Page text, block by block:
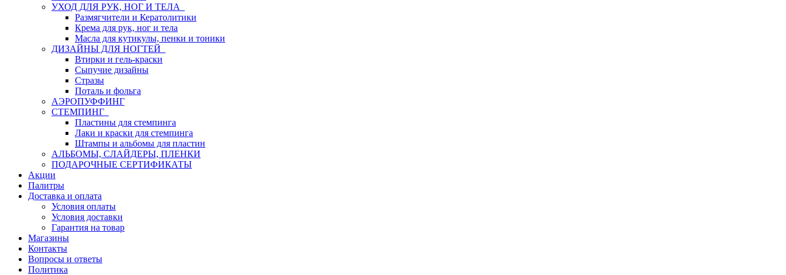
УХОД ДЛЯ РУК, НОГ И ТЕЛА
Размягчители и Кератолитики
Крема для рук, ног и тела
Масла для кутикулы, пенки и тоники
ДИЗАЙНЫ ДЛЯ НОГТЕЙ
Втирки и гель-краски
Сыпучие дизайны
Стразы
Поталь и фольга
АЭРОПУФФИНГ
СТЕМПИНГ
Пластины для стемпинга
Лаки и краски для стемпинга
Штампы и альбомы для пластин
АЛЬБОМЫ, СЛАЙДЕРЫ, ПЛЕНКИ
ПОДАРОЧНЫЕ СЕРТИФИКАТЫ
Акции
Палитры
Доставка и оплата
Условия оплаты
Условия доставки
Гарантия на товар
Магазины
Контакты
Вопросы и ответы
Политика